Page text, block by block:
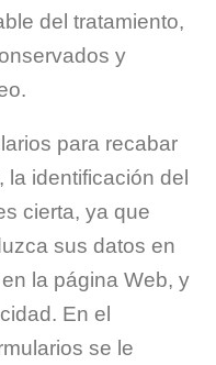
del tratamiento,
y
para recabar
identificación del
cierta, ya que
sus datos en
la página Web, y
En el
se le